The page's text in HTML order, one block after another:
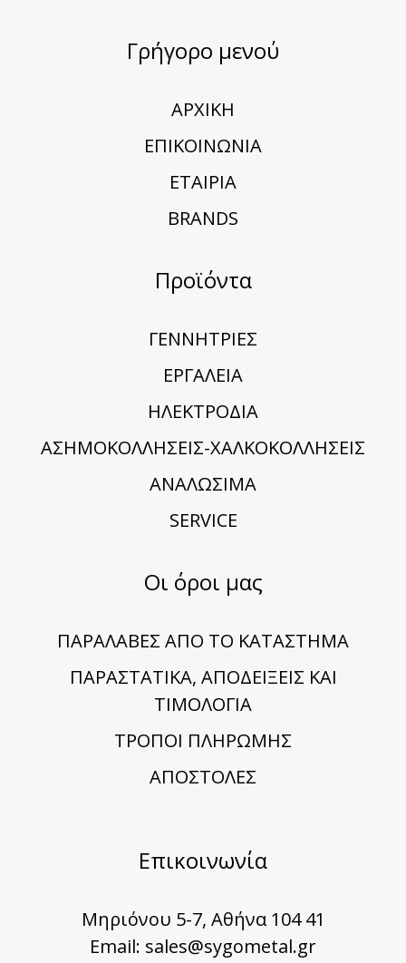
Γρήγορο μενού
ΑΡΧΙΚΗ
ΕΠΙΚΟΙΝΩΝΙΑ
ΕΤΑΙΡΙΑ
BRANDS
Προϊόντα
ΓΕΝΝΗΤΡΙΕΣ
ΕΡΓΑΛΕΙΑ
ΗΛΕΚΤΡΟΔΙΑ
ΑΣΗΜΟΚΟΛΛΗΣΕΙΣ-ΧΑΛΚΟΚΟΛΛΗΣΕΙΣ
ΑΝΑΛΩΣΙΜΑ
SERVICE
Οι όροι μας
ΠΑΡΑΛΑΒΕΣ ΑΠΟ ΤΟ ΚΑΤΑΣΤΗΜΑ
ΠΑΡΑΣΤΑΤΙΚΑ, ΑΠΟΔΕΙΞΕΙΣ ΚΑΙ
ΤΙΜΟΛΟΓΙΑ
TΡΟΠΟΙ ΠΛΗΡΩΜΗΣ
ΑΠΟΣΤΟΛΕΣ
Επικοινωνία
Μηριόνου 5-7, Αθήνα 104 41
Email: sales@sygometal.gr